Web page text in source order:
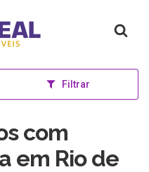
Filtrar
com
em Rio de